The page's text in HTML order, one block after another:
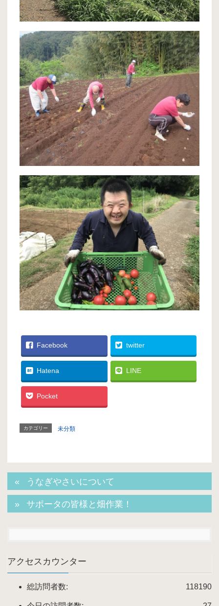
Facebook twitter
Hatena LINE
Pocket
カテゴリー 未分類
うなぎやさいについて
サポータの皆様と畑作業！
アクセスカウンター
118190
総訪問者数: